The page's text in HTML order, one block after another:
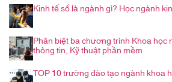
Kinh tế số là ngành gì? Học ngành
Phân biệt ba chương trình Khoa học
thông tin, Kỹ thuật phần mềm
TOP 10 trường đào tạo ngành khoa